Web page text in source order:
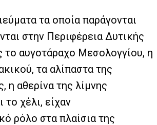
τα οποία παράγονται
στην Περιφέρεια Δυτικής
το αυγοτάραχο Μεσολογγίου, η
τα αλίπαστα της
η αθερίνα της λίμνης
το χέλι, είχαν
ρόλο στα πλαίσια της